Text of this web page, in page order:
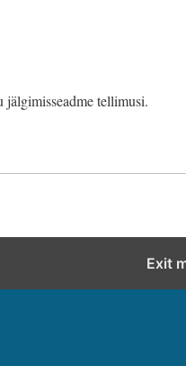
tellimusi.
Exit